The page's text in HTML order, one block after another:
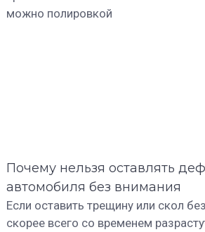
можно полировкой
Почему нельзя оставлять
автомобиля без внимания
Если оставить трещину или скол
скорее всего со временем